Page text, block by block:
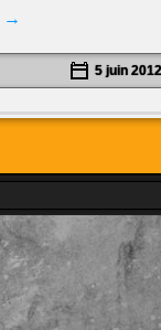
→
5 juin 2012